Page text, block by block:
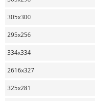
305x300
295x256
334x334
2616x327
325x281